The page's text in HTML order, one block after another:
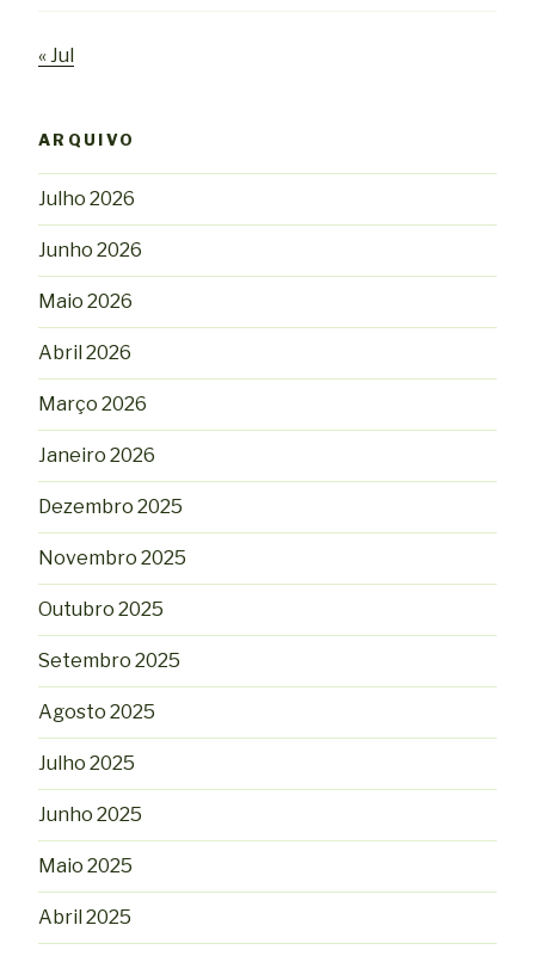
« Jul
ARQUIVO
Julho 2026
Junho 2026
Maio 2026
Abril 2026
Março 2026
Janeiro 2026
Dezembro 2025
Novembro 2025
Outubro 2025
Setembro 2025
Agosto 2025
Julho 2025
Junho 2025
Maio 2025
Abril 2025